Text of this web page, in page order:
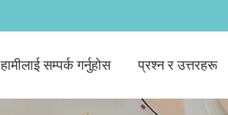
हामीलाई सम्पर्क गर्नुहोस प्रश्न र उत्तरहरू